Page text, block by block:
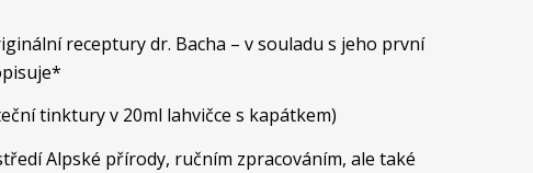
receptury dr. Bacha – v souladu s jeho první
tinktury v 20ml lahvičce s kapátkem)
Alpské přírody, ručním zpracováním, ale také